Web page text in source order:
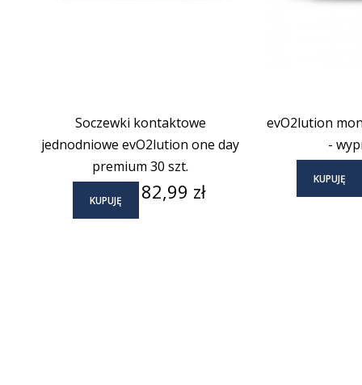
Soczewki kontaktowe
jednodniowe evO2lution one day
premium 30 szt.
KUPUJĘ Cena
82,99 zł
evO2lution
-
KUPUJĘ